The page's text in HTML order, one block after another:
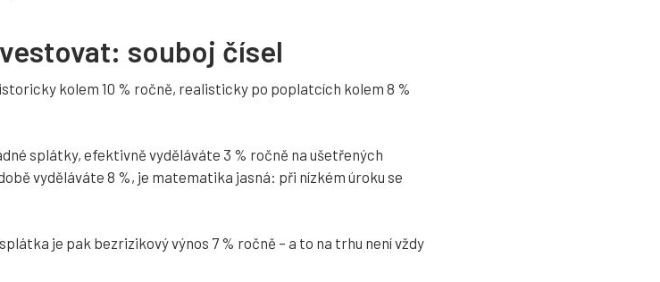
souboj čísel
kolem 10 % ročně, realisticky po poplatcích kolem 8 %
splátky, efektivně vyděláváte 3 % ročně na ušetřených
vyděláváte 8 %, je matematika jasná: při nízkém úroku se
je pak bezrizikový výnos 7 % ročně – a to na trhu není vždy